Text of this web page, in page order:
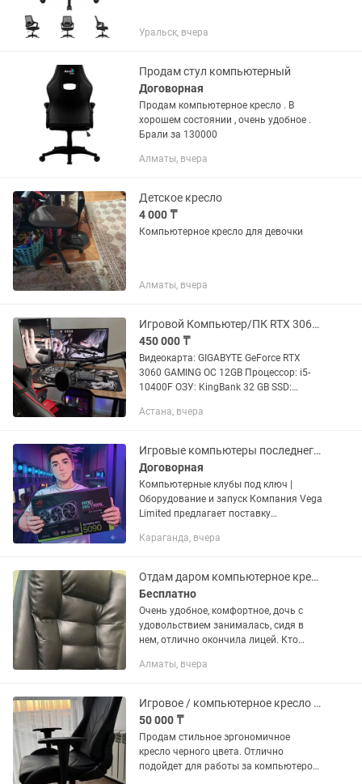
Уральск, вчера
Продам стул компьютерный
Договорная
Продам компьютерное кресло . В
хорошем состоянии , очень удобное .
Брали за 130000
Алматы, вчера
Детское кресло
4 000 ₸
Компьютерное кресло для девочки
Алматы, вчера
Игровой Компьютер/ПК RTX 3060 12GB, I5-10400f, 32GB, 240hz, 100hz, Комплект
450 000 ₸
Видеокарта: GIGABYTE GeForce RTX
3060 GAMING OC 12GB Процессор: i5-
10400F ОЗУ: KingBank 32 GB SSD:
BATTLE-AX B560M-HD DELUXE Мышка:
Астана, вчера
Игровые компьютеры последнего поколения оптом
Договорная
Компьютерные клубы под ключ |
Оборудование и запуск Компания Vega
Limited предлагает поставку
компьютерных клубов. Комплектация:
Караганда, вчера
Отдам даром компьютерное кресло. Вывоз только в воскресенье.
Бесплатно
Очень удобное, комфортное, дочь с
удовольствием занималась, сидя в
нем, отлично окончила лицей. Кто
тоже будет отличником))💪
Алматы, вчера
Игровое / компьютерное кресло в отличном состоянии
50 000 ₸
Продам стильное эргономичное
кресло черного цвета. Отлично
подойдет для работы за компьютером,